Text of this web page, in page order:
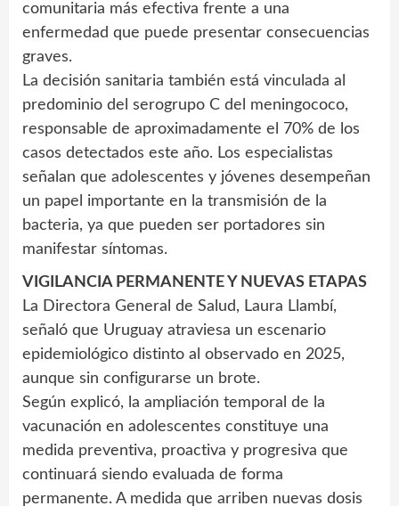
comunitaria más efectiva frente a una
enfermedad que puede presentar consecuencias
graves.
La decisión sanitaria también está vinculada al
predominio del serogrupo C del meningococo,
responsable de aproximadamente el 70% de los
casos detectados este año. Los especialistas
señalan que adolescentes y jóvenes desempeñan
un papel importante en la transmisión de la
bacteria, ya que pueden ser portadores sin
manifestar síntomas.
VIGILANCIA PERMANENTE Y NUEVAS ETAPAS
La Directora General de Salud, Laura Llambí,
señaló que Uruguay atraviesa un escenario
epidemiológico distinto al observado en 2025,
aunque sin configurarse un brote.
Según explicó, la ampliación temporal de la
vacunación en adolescentes constituye una
medida preventiva, proactiva y progresiva que
continuará siendo evaluada de forma
permanente. A medida que arriben nuevas dosis